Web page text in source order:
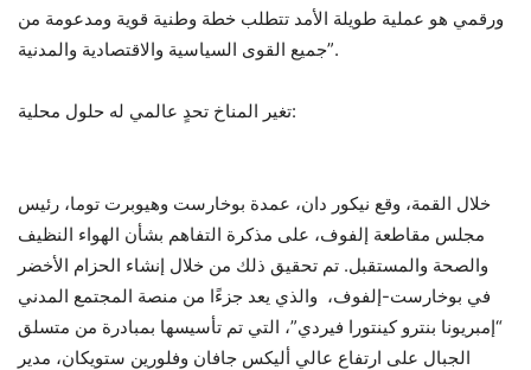
ورقمي هو عملية طويلة الأمد تتطلب خطة وطنية قوية ومدعومة من
جميع القوى السياسية والاقتصادية والمدنية”.
تغير المناخ تحدٍ عالمي له حلول محلية:
خلال القمة، وقع نيكور دان، عمدة بوخارست وهيوبرت توما، رئيس
مجلس مقاطعة إلفوف، على مذكرة التفاهم بشأن الهواء النظيف
والصحة والمستقبل. تم تحقيق ذلك من خلال إنشاء الحزام الأخضر
في بوخارست-إلفوف، والذي يعد جزءًا من منصة المجتمع المدني
“إمبريونا بنترو كينتورا فيردي”، التي تم تأسيسها بمبادرة من متسلق
الجبال على ارتفاع عالي أليكس جافان وفلورين ستويكان، مدير